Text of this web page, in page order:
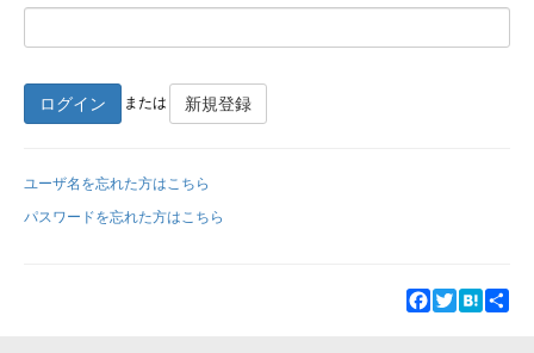
新規登録
ログイン または 新規登録
ユーザ名を忘れた方はこちら
パスワードを忘れた方はこちら
Facebook
TwitterHatena